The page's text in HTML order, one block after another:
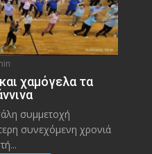
χαμόγελα τα
συμμετοχή
συνεχόμενη χρονιά